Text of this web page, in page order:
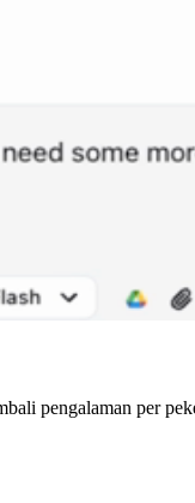
pengalaman per